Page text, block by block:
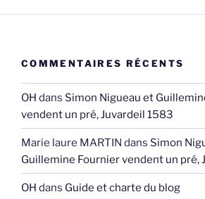
COMMENTAIRES RÉCENTS
OH dans Simon Nigueau et
vendent un pré, Juvardeil 1583
Marie laure MARTIN dans Simon
Guillemine Fournier vendent un pré,
OH dans Guide et charte du blog